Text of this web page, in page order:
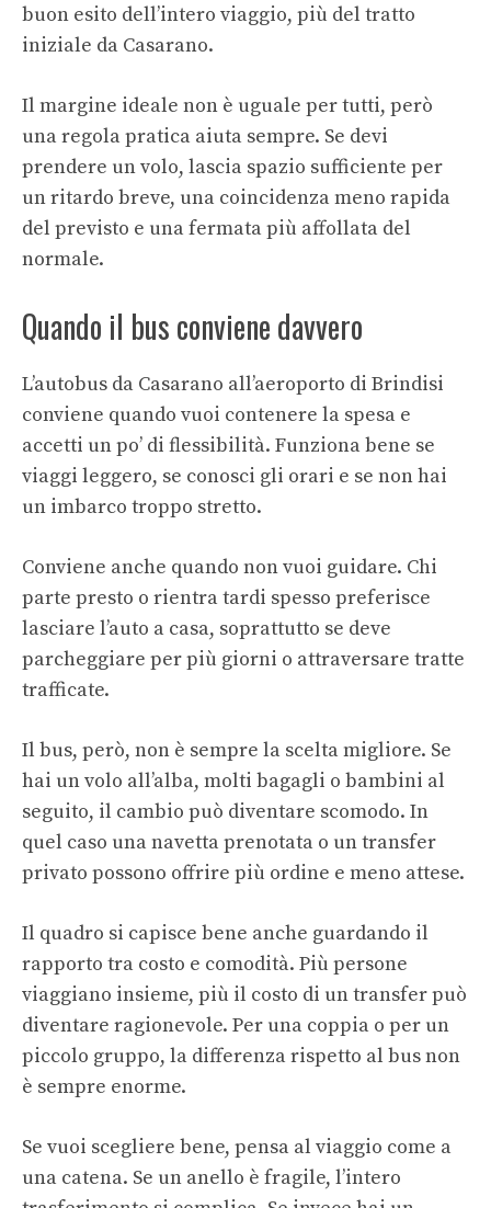
buon esito dell’intero viaggio, più del tratto
iniziale da Casarano.
Il margine ideale non è uguale per tutti, però
una regola pratica aiuta sempre. Se devi
prendere un volo, lascia spazio sufficiente per
un ritardo breve, una coincidenza meno rapida
del previsto e una fermata più affollata del
normale.
Quando il bus conviene davvero
L’autobus da Casarano all’aeroporto di Brindisi
conviene quando vuoi contenere la spesa e
accetti un po’ di flessibilità. Funziona bene se
viaggi leggero, se conosci gli orari e se non hai
un imbarco troppo stretto.
Conviene anche quando non vuoi guidare. Chi
parte presto o rientra tardi spesso preferisce
lasciare l’auto a casa, soprattutto se deve
parcheggiare per più giorni o attraversare tratte
trafficate.
Il bus, però, non è sempre la scelta migliore. Se
hai un volo all’alba, molti bagagli o bambini al
seguito, il cambio può diventare scomodo. In
quel caso una navetta prenotata o un transfer
privato possono offrire più ordine e meno attese.
Il quadro si capisce bene anche guardando il
rapporto tra costo e comodità. Più persone
viaggiano insieme, più il costo di un transfer può
diventare ragionevole. Per una coppia o per un
piccolo gruppo, la differenza rispetto al bus non
è sempre enorme.
Se vuoi scegliere bene, pensa al viaggio come a
una catena. Se un anello è fragile, l’intero